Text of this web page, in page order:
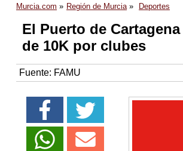
Murcia.com Región de Murcia Deportes
El Puerto de
de 10K por clubes
Fuente: FAMU